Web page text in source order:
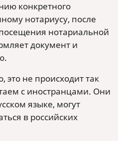
конкретного
нотариусу, после
нотариальной
документ и
это не происходит так
с иностранцами. Они
языке, могут
в российских